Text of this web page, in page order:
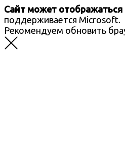
Сайт может отображаться
поддерживается Microsoft.
Рекомендуем обновить